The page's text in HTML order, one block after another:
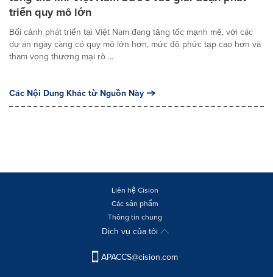
triển quy mô lớn
Bối cảnh phát triển tại Việt Nam đang tăng tốc mạnh mẽ, với các
dự án ngày càng có quy mô lớn hơn, mức độ phức tạp cao hơn và
tham vọng thương mại rõ ...
Các Nội Dung Khác từ Nguồn Này
Liên hệ Cision
Các sản phẩm
Thông tin chung
Dịch vụ của tôi
APACCS@cision.com